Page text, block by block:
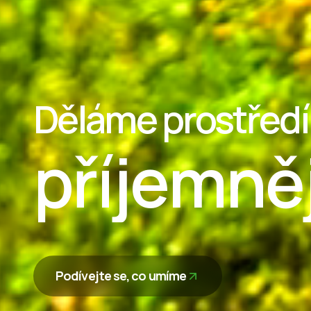
Děláme prostředí
Podívejte se, co umíme